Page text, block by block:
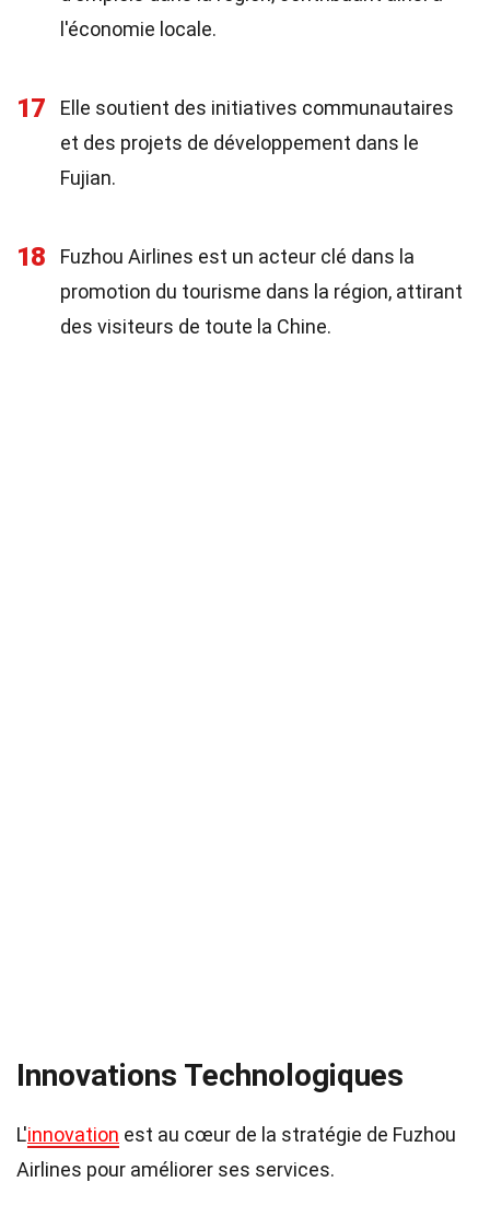
l'économie locale.
17
Elle soutient des initiatives communautaires
et des projets de développement dans le
Fujian.
18
Fuzhou Airlines est un acteur clé dans la
promotion du tourisme dans la région, attirant
des visiteurs de toute la Chine.
Innovations Technologiques
L'innovation est au cœur de la stratégie de Fuzhou
Airlines pour améliorer ses services.